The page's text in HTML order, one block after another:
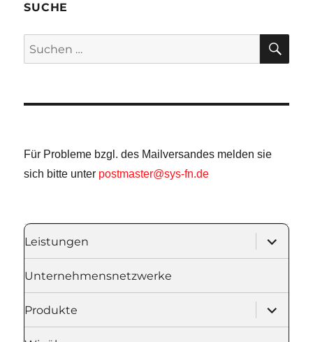
SUCHE
Suche
nach:
Für Probleme bzgl. des Mailversandes melden sie
sich bitte unter postmaster@sys-fn.de
Leistungen
öffnen
Unternehmensnetzwerke
Produkte
öffnen